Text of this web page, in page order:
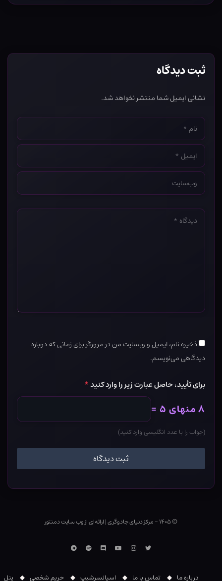
ثبت دیدگاه
نشانی ایمیل شما منتشر نخواهد شد.
نام
*
ایمیل
*
وب‌سایت
*
دیدگاه
ذخیره نام، ایمیل و وبسایت من در مرورگر برای زمانی که دوباره
دیدگاهی می‌نویسم.
برای تأیید، حاصل عبارت زیر را وارد کنید*
۸ منهای ۵ =
(جواب را با عدد انگلیسی وارد کنید)
© ۱۴۰۵ - مرکز دنیای جادوگری |ارائه‌ای از وب ‌سایت دمنتور
توییتراینستاگرام
یوتوبDiscordاسپاتیفایتلگرام
درباره ما تماس با ما اسپانسرشیپ حریم شخصی پنل